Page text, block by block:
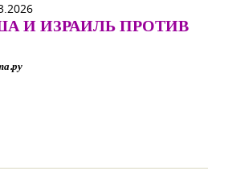
И ИЗРАИЛЬ ПРОТИВ